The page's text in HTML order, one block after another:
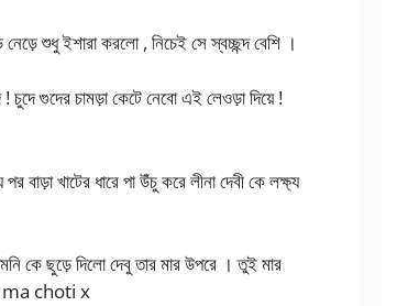
শুধু ইশারা করলো , নিচেই সে স্বচ্ছন্দ বেশি ।
গুদের চামড়া কেটে নেবো এই লেওড়া দিয়ে !
বাড়া খাটের ধারে পা উঁচু করে লীনা দেবী কে লক্ষ্য
কে ছুড়ে দিলো দেবু তার মার উপরে । তুই মার
! ma choti x